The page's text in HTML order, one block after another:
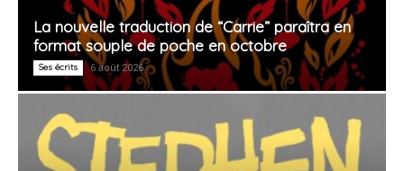
La nouvelle traduction de “Carrie” paraîtra en
format souple de poche en octobre
Ses écrits 6 août 2026